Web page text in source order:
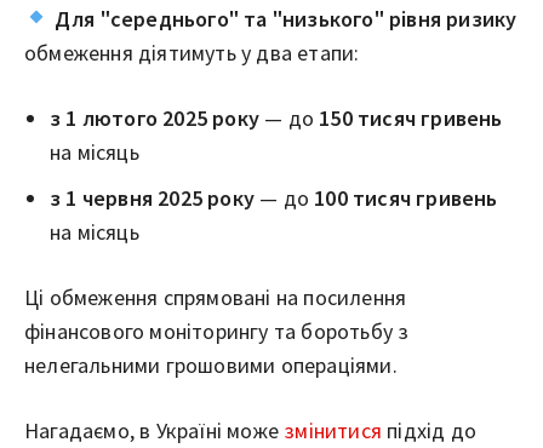
Для "середнього" та "низького" рівня ризику
обмеження діятимуть у два етапи:
з 1 лютого 2025 року — до 150 тисяч гривень
на місяць
з 1 червня 2025 року — до 100 тисяч гривень
на місяць
Ці обмеження спрямовані на посилення
фінансового моніторингу та боротьбу з
нелегальними грошовими операціями.
Нагадаємо, в Україні може змінитися підхід до